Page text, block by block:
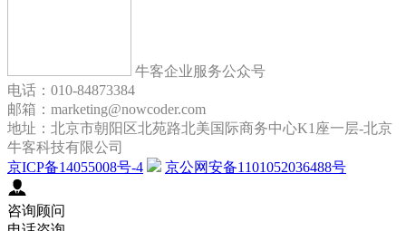
牛客企业服务公众号
电话：010-84873384
邮箱：marketing@nowcoder.com
地址：北京市朝阳区北苑路北美国际商务中心K1座一层-北京
牛客科技有限公司
京ICP备14055008号-4
京公网安备1101052036488号
咨询顾问